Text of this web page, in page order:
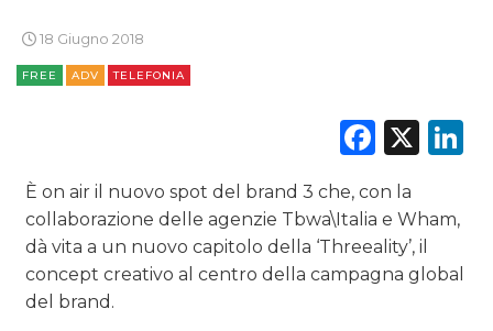
18 Giugno 2018
FREE ADV TELEFONIA
X
È on air il nuovo spot del brand 3 che, con la
collaborazione delle agenzie Tbwa\Italia e Wham,
dà vita a un nuovo capitolo della ‘Threeality’, il
concept creativo al centro della campagna global
del brand.